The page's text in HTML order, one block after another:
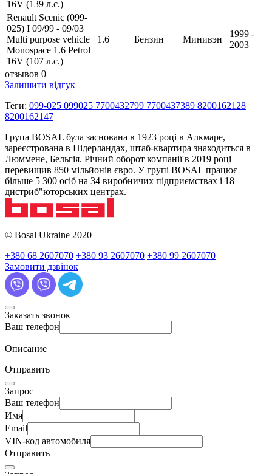
16V (139 л.с.)
Renault Scenic (099-
025) I 09/99 - 09/03
Multi purpose vehicle
Monospace 1.6 Petrol
16V (107 л.с.)
1.6 Бензин Минивэн
1999 -
2003
отзывов 0
Залишити відгук
Теги: 099-025 099025 7700432799 7700437389 8200162128
8200162147
Група BOSAL була заснована в 1923 році в Алкмаре,
зареєстрована в Нідерландах, штаб-квартира знаходиться в
Люммене, Бельгія. Річний оборот компанії в 2019 році
перевищив 850 мільйонів євро. У групі BOSAL працює
більше 5 300 осіб на 34 виробничих підприємствах і 18
дистриб"юторських центрах.
© Bosal Ukraine 2020
+380 68 2607070 +380 93 2607070 +380 99 2607070
Замовити дзвінок
Заказать звонок
Ваш телефон
Описание
Отправить
Запрос
Ваш телефон
Имя
Email
VIN-код автомобиля
Отправить